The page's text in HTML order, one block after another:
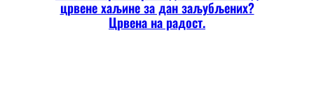
црвене хаљине за дан заљубљених?
Црвена на радост.